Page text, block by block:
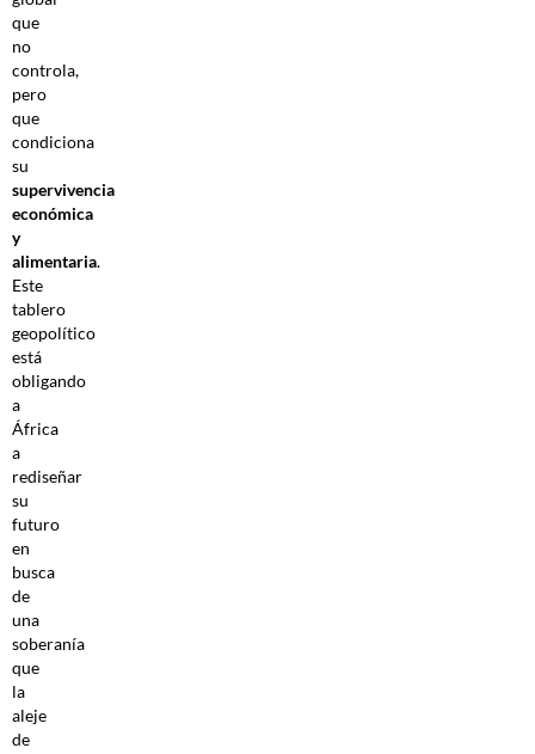
que
no
controla,
pero
que
condiciona
su
supervivencia
económica
y
alimentaria.
Este
tablero
geopolítico
está
obligando
a
África
a
rediseñar
su
futuro
en
busca
de
una
soberanía
que
la
aleje
de